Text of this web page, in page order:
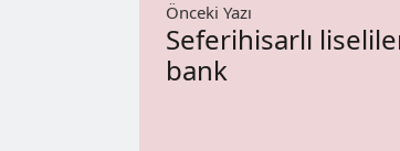
Önceki Yazı
Seferihisarlı
bank